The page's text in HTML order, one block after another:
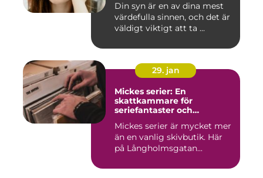
Din syn är en av dina mest
värdefulla sinnen, och det är
väldigt viktigt att ta ...
29. jan
Mickes serier: En
skattkammare för
seriefantaster och
Mickes serier är mycket mer
än en vanlig skivbutik. Här
på Långholmsgatan...